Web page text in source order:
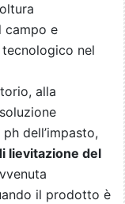
campo e
nel
alla
dell’impasto,
lievitazione del
il prodotto è